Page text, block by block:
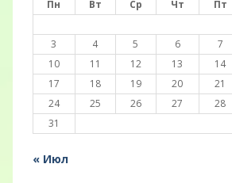
Пн Вт Ср Чт Пт
3
4 5 6 7
10
11 12 13 14
17
18 19 20 21
24
25 26 27 28
31
« Июл